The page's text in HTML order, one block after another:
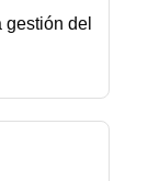
gestión del